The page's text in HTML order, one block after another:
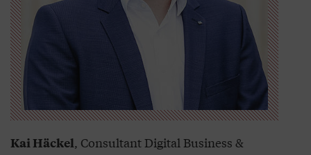
Kai Häckel, Consultant Digital Business &